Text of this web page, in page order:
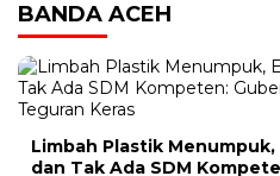
BANDA ACEH
Limbah Plastik
dan Tak Ada SDM